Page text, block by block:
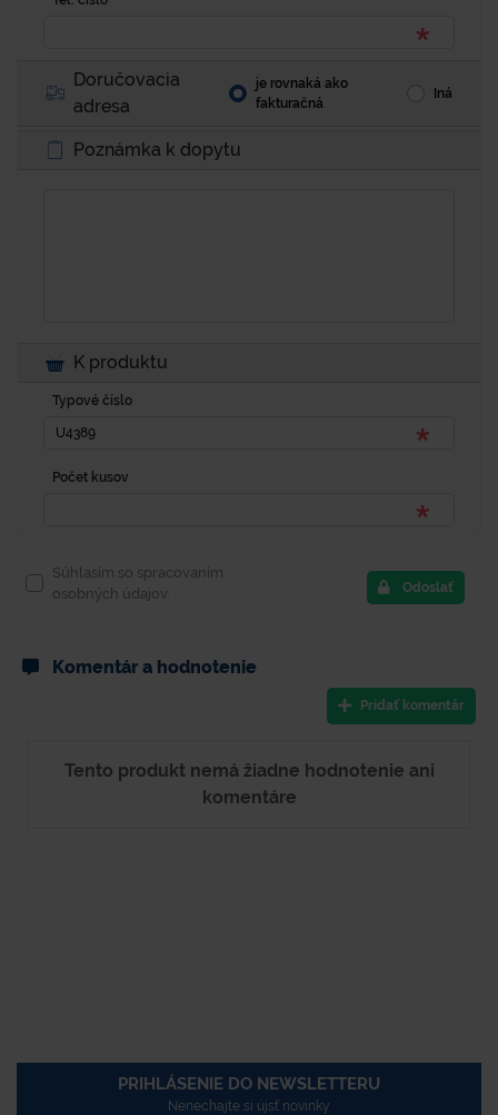
Doručovacia
adresa
je rovnaká ako
fakturačná
Iná
Poznámka k dopytu
K produktu
Typové číslo
Počet kusov
Súhlasím so spracovaním
osobných údajov.
Odoslať
Komentár a hodnotenie
Pridať komentár
Tento produkt nemá žiadne hodnotenie ani
komentáre
PRIHLÁSENIE DO NEWSLETTERU
Nenechajte si újsť novinky